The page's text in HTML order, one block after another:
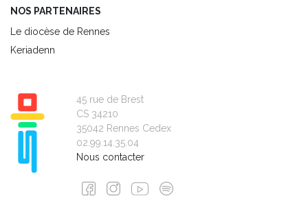
NOS PARTENAIRES
Le diocèse de Rennes
Keriadenn
45 rue de Brest
CS 34210
35042 Rennes Cedex
02.99.14.35.04
Nous contacter